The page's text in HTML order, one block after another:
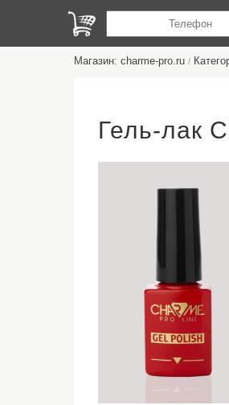
Магазин: charme-pro.ru /
Гель-лак